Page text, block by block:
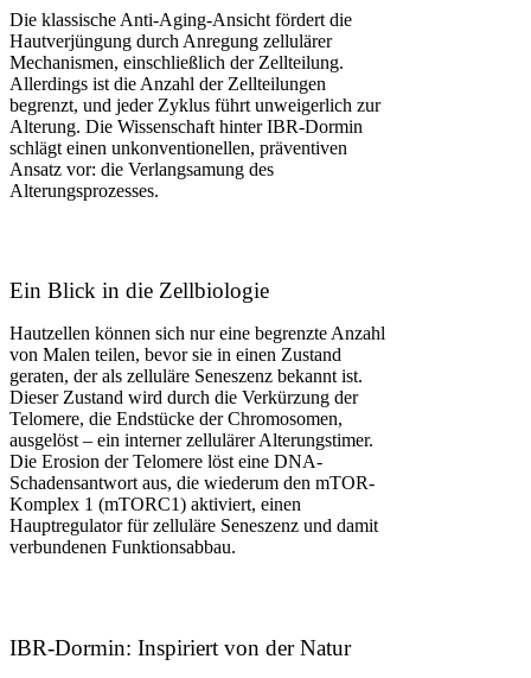
Die klassische Anti-Aging-Ansicht fördert die
Hautverjüngung durch Anregung zellulärer
Mechanismen, einschließlich der Zellteilung.
Allerdings ist die Anzahl der Zellteilungen
begrenzt, und jeder Zyklus führt unweigerlich zur
Alterung. Die Wissenschaft hinter IBR-Dormin
schlägt einen unkonventionellen, präventiven
Ansatz vor: die Verlangsamung des
Alterungsprozesses.
Ein Blick in die Zellbiologie
Hautzellen können sich nur eine begrenzte Anzahl
von Malen teilen, bevor sie in einen Zustand
geraten, der als zelluläre Seneszenz bekannt ist.
Dieser Zustand wird durch die Verkürzung der
Telomere, die Endstücke der Chromosomen,
ausgelöst – ein interner zellulärer Alterungstimer.
Die Erosion der Telomere löst eine DNA-
Schadensantwort aus, die wiederum den mTOR-
Komplex 1 (mTORC1) aktiviert, einen
Hauptregulator für zelluläre Seneszenz und damit
verbundenen Funktionsabbau.
IBR-Dormin: Inspiriert von der Natur